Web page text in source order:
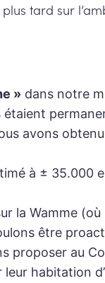
tard sur
» dans notre
avons
à ± 35.000
la Wamme (où
être
proposer au
habitation